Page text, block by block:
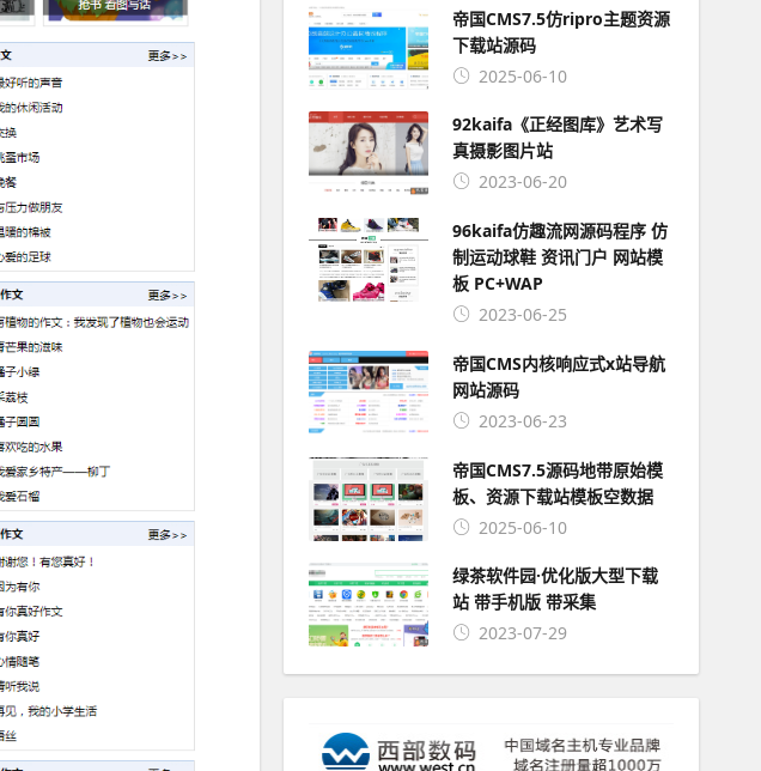
帝国CMS7.5仿ripro主题资源
下载站源码
2025-06-10
92kaifa《正经图库》艺术写
真摄影图片站
2023-06-20
96kaifa仿趣流网源码程序 仿
制运动球鞋 资讯门户 网站模
板 PC+WAP
2023-06-25
帝国CMS内核响应式x站导航
网站源码
2023-06-23
帝国CMS7.5源码地带原始模
板、资源下载站模板空数据
2025-06-10
绿茶软件园·优化版大型下载
站 带手机版 带采集
2023-07-29